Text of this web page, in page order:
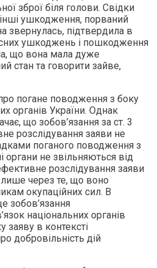
зброї біля голови. Свідки
інші ушкодження, порваний
звернулась, підтвердила в
ушкоджень і пошкодження
що вона мала дуже
стан та говорити зайве,
погане поводження з боку
органів України. Однак
що зобов’язання за ст. 3
розслідування заяви не
поганого поводження з
органи не звільняються від
розслідування заяви
через те, що воно
окупаційних сил. В
зобов’язання
національних органів
заяву в контексті
добровільність дій